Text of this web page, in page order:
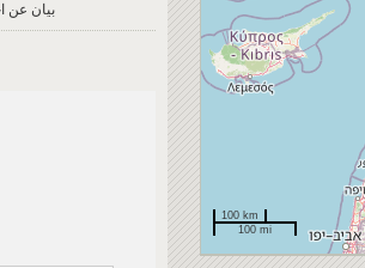
بيان عن
100 km
100 mi